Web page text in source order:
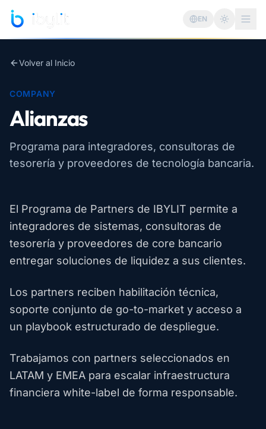
Saltar al contenido principal
EN Cambiar
Volver al Inicio
COMPANY
Alianzas
Programa para integradores, consultoras de
tesorería y proveedores de tecnología bancaria.
El Programa de Partners de IBYLIT permite a
integradores de sistemas, consultoras de
tesorería y proveedores de core bancario
entregar soluciones de liquidez a sus clientes.
Los partners reciben habilitación técnica,
soporte conjunto de go-to-market y acceso a
un playbook estructurado de despliegue.
Trabajamos con partners seleccionados en
LATAM y EMEA para escalar infraestructura
financiera white-label de forma responsable.